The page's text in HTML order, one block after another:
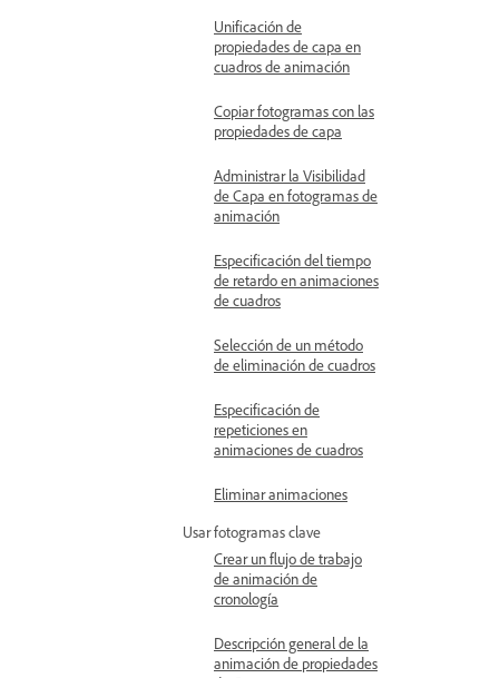
Unificación de
propiedades de capa en
cuadros de animación
Copiar fotogramas con las
propiedades de capa
Administrar la Visibilidad
de Capa en fotogramas de
animación
Especificación del tiempo
de retardo en animaciones
de cuadros
Selección de un método
de eliminación de cuadros
Especificación de
repeticiones en
animaciones de cuadros
Eliminar animaciones
Usar fotogramas clave
Crear un flujo de trabajo
de animación de
cronología
Descripción general de la
animación de propiedades